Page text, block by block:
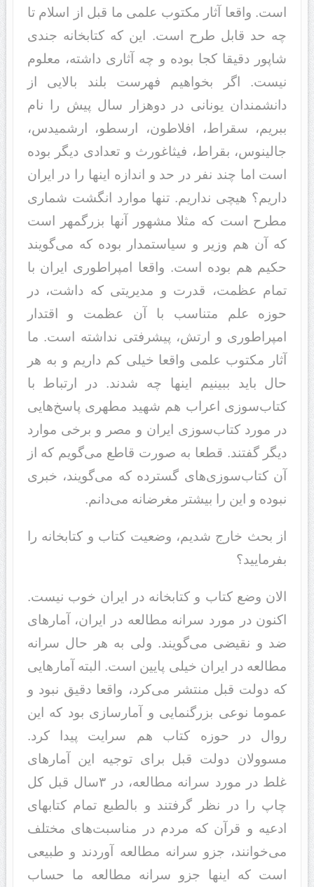
است. واقعا آثار مکتوب علمی ‌ما قبل از اسلام تا
چه حد قابل طرح است. این که کتابخانه جندی
شاپور دقیقا کجا بوده و چه آثاری داشته، معلوم
نیست. اگر بخواهیم فهرست بلند بالایی از
دانشمندان یونانی در دوهزار سال پیش را نام
ببریم، سقراط، افلاطون، ارسطو، ارشمیدس،
جالینوس، بقراط، فیثاغورث و تعدادی دیگر بوده
است اما چند نفر در حد و اندازه اینها را در ایران
داریم؟ هیچی نداریم. تنها موارد انگشت شماری
مطرح است که مثلا مشهور آنها بزرگمهر است
که آن هم وزیر و سیاستمدار بوده که می‌گویند
حکیم هم بوده است. واقعا امپراطوری ایران با
تمام عظمت، قدرت و مدیریتی که داشت، در
حوزه علم متناسب با آن عظمت و اقتدار
امپراطوری و ارتش، پیشرفتی نداشته است. ما
آثار مکتوب علمی ‌واقعا خیلی کم داریم و به هر
حال باید ببینیم اینها چه شدند. در ارتباط با
کتاب‌سوزی اعراب هم شهید مطهری پاسخ‌هایی
در مورد کتاب‌سوزی ایران و مصر و برخی موارد
دیگر گفتند. قطعا به صورت قاطع می‌گویم که از
آن کتاب‌سوزی‌های گسترده که می‌گویند، خبری
نبوده و این را بیشتر مغرضانه می‌دانم.
از بحث خارج شدیم، وضعیت کتاب و کتابخانه را
بفرمایید؟
الان وضع کتاب و کتابخانه در ایران خوب نیست.
اکنون در مورد سرانه مطالعه در ایران، آمارهای
ضد و نقیضی می‌‌گویند. ولی به هر حال سرانه
مطالعه در ایران خیلی پایین است. البته آمارهایی
که دولت قبل منتشر می‌کرد، واقعا دقیق نبود و
عموما نوعی بزرگنمایی و آمارسازی بود که این
روال در حوزه کتاب هم سرایت پیدا کرد.
مسوولان دولت قبل برای توجیه این آمارهای
غلط در مورد سرانه مطالعه، در ۳سال قبل کل
چاپ را در نظر گرفتند و بالطبع تمام کتابهای
ادعیه و قرآن که مردم در مناسبت‌های مختلف
می‌خوانند، جزو سرانه مطالعه آوردند و طبیعی
است که اینها جزو سرانه مطالعه ما حساب